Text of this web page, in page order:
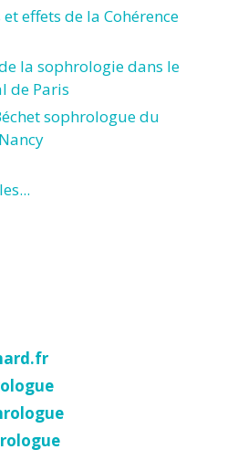
et effets de la Cohérence
la sophrologie dans le
de Paris
sophrologue du